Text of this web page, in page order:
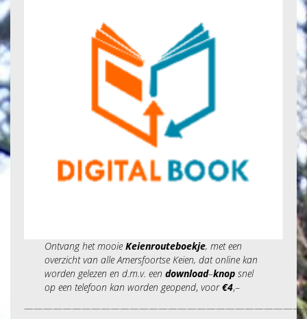
Ontvang het mooieKeienrouteboekje, met een
overzicht van alle Amersfoortse Keien, dat online kan
worden gelezen en d.m.v. eendownload–knop snel
op een telefoon kan worden geopend,voor €4,–